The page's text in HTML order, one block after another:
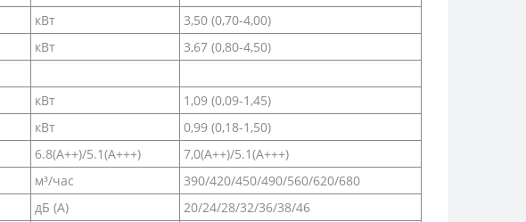
кВт
3,50 (0,70-4,00)
кВт
3,67 (0,80-4,50)
кВт
1,09 (0,09-1,45)
кВт
0,99 (0,18-1,50)
6.8(А++)/5.1(А+++)
7,0(А++)/5.1(А+++)
м³/час
390/420/450/490/560/620/680
дБ (A)
20/24/28/32/36/38/46